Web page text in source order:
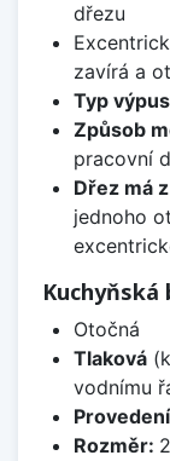
dřezu
zavírá a
Typ
Způsob
pracovní
Dřez má
jednoho
Kuchyňská
Otočná
Tlaková
vodnímu
Rozměr: